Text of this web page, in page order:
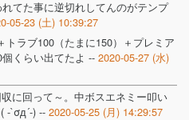
てた事に逆切れしてんのがテンプ
05-23 (土) 10:39:27
ラブ100（たまに150）＋プレミア
くらい出てたよ -- 2020-05-27 (水)
に回って～。中ボスエネミー叩い
-`σд´-) -- 2020-05-25 (月) 14:29:57